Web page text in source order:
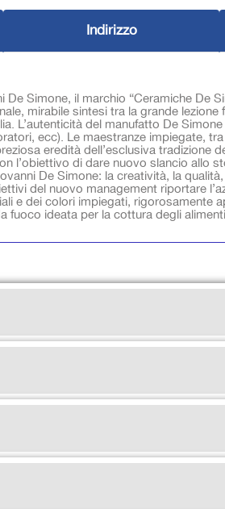
Indirizzo
Simone, il marchio “Ceramiche De
mirabile sintesi tra la grande
L’autenticità del manufatto De
ecc). Le maestranze impiegate,
eredità dell’esclusiva tradizione
l’obiettivo di dare nuovo slancio allo
De Simone: la creatività, la
del nuovo management riportare
e dei colori impiegati, rigorosamente
ideata per la cottura degli